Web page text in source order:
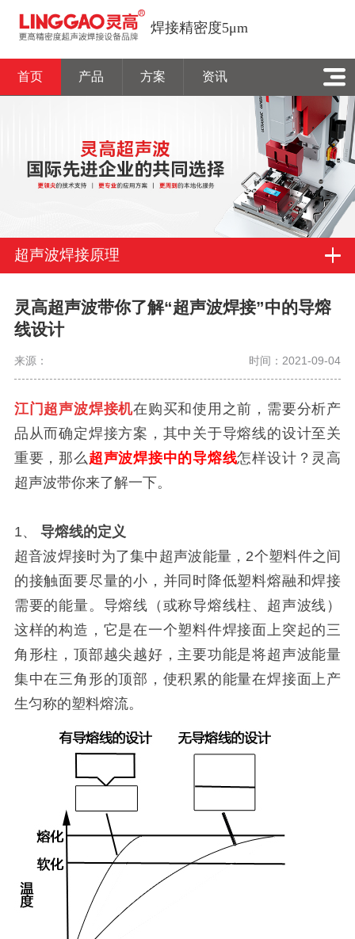
焊接精密度5μm
首页 产品 方案 资讯
超声波焊接原理
灵高超声波带你了解“超声波焊接”中的导熔
线设计
来源： 时间：2021-09-04
江门超声波焊接机在购买和使用之前，需要分析产
品从而确定焊接方案，其中关于导熔线的设计至关
重要，那么超声波焊接中的导熔线怎样设计？灵高
超声波带你来了解一下。
1、 导熔线的定义
超音波焊接时为了集中超声波能量，2个塑料件之间
的接触面要尽量的小，并同时降低塑料熔融和焊接
需要的能量。导熔线（或称导熔线柱、超声波线）
这样的构造，它是在一个塑料件焊接面上突起的三
角形柱，顶部越尖越好，主要功能是将超声波能量
集中在三角形的顶部，使积累的能量在焊接面上产
生匀称的塑料熔流。